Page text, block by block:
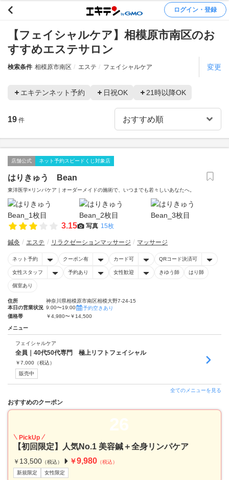
ログイン・登録
【フェイシャルケア】相模原市南区のお
すすめエステサロン
検索条件 相模原市南区 エステ フェイシャルケア 変更
エキテンネット予約 日祝OK 21時以降OK
19 件
店舗公式 ネット予約スピードくじ対象店
はりきゅう Bean
東洋医学×リンパケア｜オーダーメイドの施術で、いつまでも若々しいあなたへ。
3.15 写真 15枚
鍼灸 エステ リラクゼーションマッサージ マッサージ
ネット予約 クーポン有 カード可 QRコード決済可
女性スタッフ 予約あり 女性歓迎 きゆう師 はり師
個室あり
住所
神奈川県相模原市南区相模大野7-24-15
本日の営業状況 9:00〜19:00
予約空きあり
価格帯
￥4,980〜￥14,500
メニュー
フェイシャルケア
全員｜40代50代専門 極上リフトフェイシャル
￥7,000 （税込）
販売中
全てのメニューを見る
おすすめのクーポン
26
PickUp
【初回限定】人気No.1 美容鍼＋全身リンパケア
￥ 13,500 （税込） ￥9,980 （税込）
新規限定
女性限定